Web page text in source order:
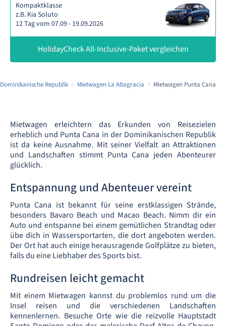
Kompaktklasse
z.B. Kia Soluto
12 Tag vom 07.09 - 19.09.2026
HolidayCheck All-Inclusive-Paket vergleichen
Republik Mietwagen La Altagracia Mietwagen Punta Cana
Mietwagen erleichtern das Erkunden von Reisezielen
erheblich und Punta Cana in der Dominikanischen Republik
ist da keine Ausnahme. Mit seiner Vielfalt an Attraktionen
und Landschaften stimmt Punta Cana jeden Abenteurer
glücklich.
Entspannung und Abenteuer vereint
Punta Cana ist bekannt für seine erstklassigen Strände,
besonders Bavaro Beach und Macao Beach. Nimm dir ein
Auto und entspanne bei einem gemütlichen Strandtag oder
übe dich in Wassersportarten, die dort angeboten werden.
Der Ort hat auch einige herausragende Golfplätze zu bieten,
falls du eine Liebhaber des Sports bist.
Rundreisen leicht gemacht
Mit einem Mietwagen kannst du problemlos rund um die
Insel reisen und die verschiedenen Landschaften
kennenlernen. Besuche Orte wie die reizvolle Hauptstadt